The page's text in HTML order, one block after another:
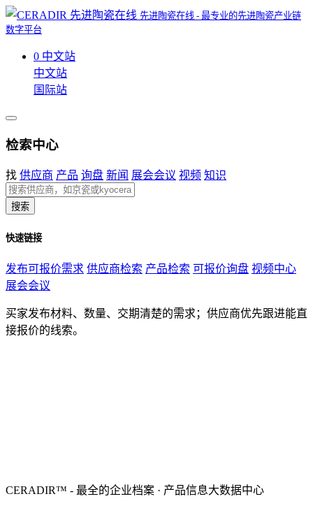
先进陶瓷在线 - 最专业的先进陶瓷产业链
数字平台
0 中文站
中文站
国际站
检索中心
找 供应商 产品 询盘 新闻 展会会议 视频 知识
搜索
快速链接
发布可报价需求 供应商检索 产品检索 可报价询盘 视频中心
展会会议
买家发布材料、数量、交期清楚的需求；供应商优先跟进能直
接报价的线索。
CERADIR™ - 最全的企业档案 · 产品信息大数据中心